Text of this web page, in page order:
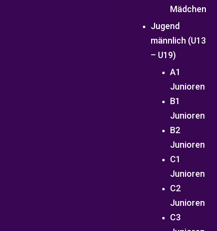
Mädchen
Jugend
männlich (U13
– U19)
A1
Junioren
B1
Junioren
B2
Junioren
C1
Junioren
C2
Junioren
C3